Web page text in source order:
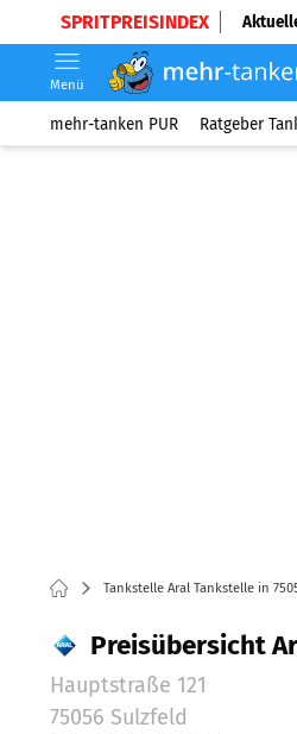
SPRITPREISINDEX
Menü
mehr-tanken PUR Ratgeber
Tankstelle Aral Tankstelle in
Preisübersicht
Hauptstraße 121
75056 Sulzfeld